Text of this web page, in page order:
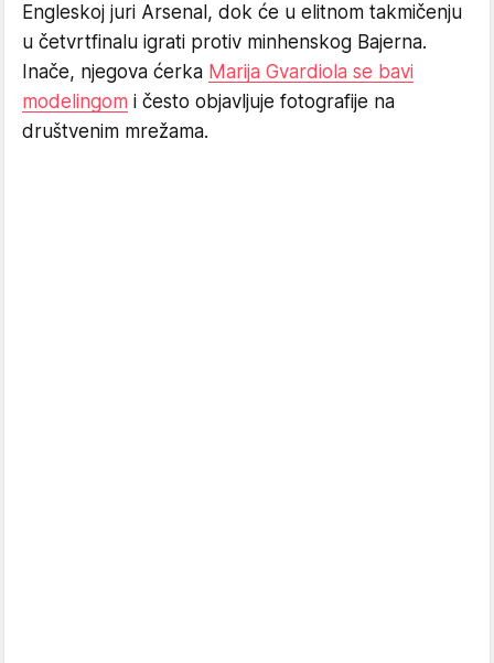
Engleskoj juri Arsenal, dok će u elitnom takmičenju
u četvrtfinalu igrati protiv minhenskog Bajerna.
Inače, njegova ćerka Marija Gvardiola se bavi
modelingom i često objavljuje fotografije na
društvenim mrežama.